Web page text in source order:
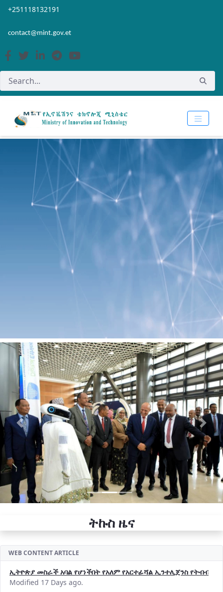
Skip to Main Content
Open Accessibility Menu
+251118132191
contact@mint.gov.et
Previous Next
ትኩስ ዜና
WEB CONTENT ARTICLE
ኢትዮጵያ መስራች አባል የሆነችበት የአለም የአርተፊሻል ኢንተሊጀንስ የትብብር
Modified 17 Days ago.